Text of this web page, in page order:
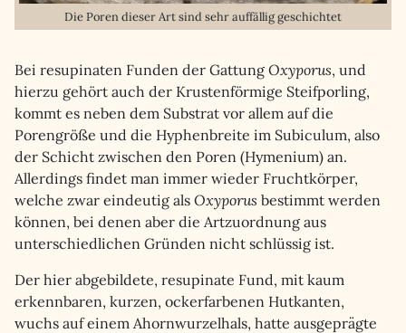
Die Poren dieser Art sind sehr auffällig geschichtet
Bei resupinaten Funden der Gattung Oxyporus, und
hierzu gehört auch der Krustenförmige Steifporling,
kommt es neben dem Substrat vor allem auf die
Porengröße und die Hyphenbreite im Subiculum, also
der Schicht zwischen den Poren (Hymenium) an.
Allerdings findet man immer wieder Fruchtkörper,
welche zwar eindeutig als Oxyporus bestimmt werden
können, bei denen aber die Artzuordnung aus
unterschiedlichen Gründen nicht schlüssig ist.
Der hier abgebildete, resupinate Fund, mit kaum
erkennbaren, kurzen, ockerfarbenen Hutkanten,
wuchs auf einem Ahornwurzelhals, hatte ausgeprägte